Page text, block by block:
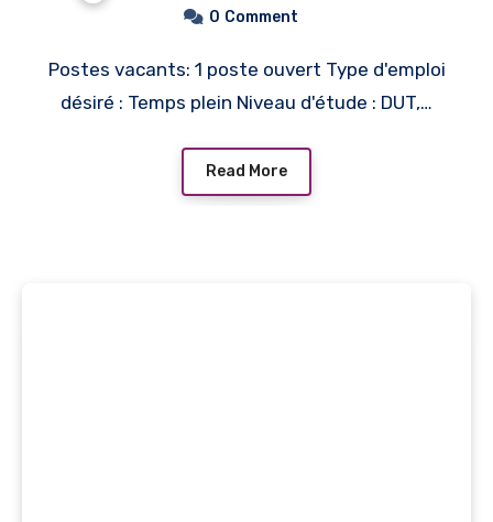
0 Comment
Postes vacants: 1 poste ouvert Type d'emploi
désiré : Temps plein Niveau d'étude : DUT,…
Read More